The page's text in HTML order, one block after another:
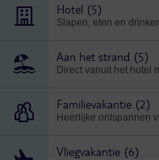
Hotel (5)
Slapen, eten en
Aan het strand (5)
Direct vanuit het hotel
Familievakantie (2)
Heerlijke ontspannen
Vliegvakantie (6)